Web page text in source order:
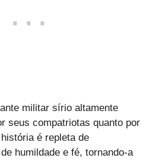
militar sírio altamente
seus compatriotas quanto por
é repleta de
humildade e fé, tornando-a